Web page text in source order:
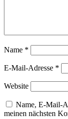
Name *
E-Mail-Adresse *
Website
Name, E-Mail-
meinen nächsten